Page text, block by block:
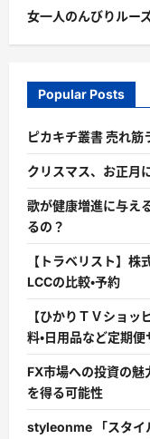
女一人のんびりルー
Popular Posts
ピカキチ叢書 売れ筋
クリスマス、お正月
歌が健康増進に与え
るの？
【トラベリスト】株
LCCの比較・予約
【ひかりＴＶショッ
料・日用品など定期
FX市場への投資の
を得る可能性
styleonme 「スタイ